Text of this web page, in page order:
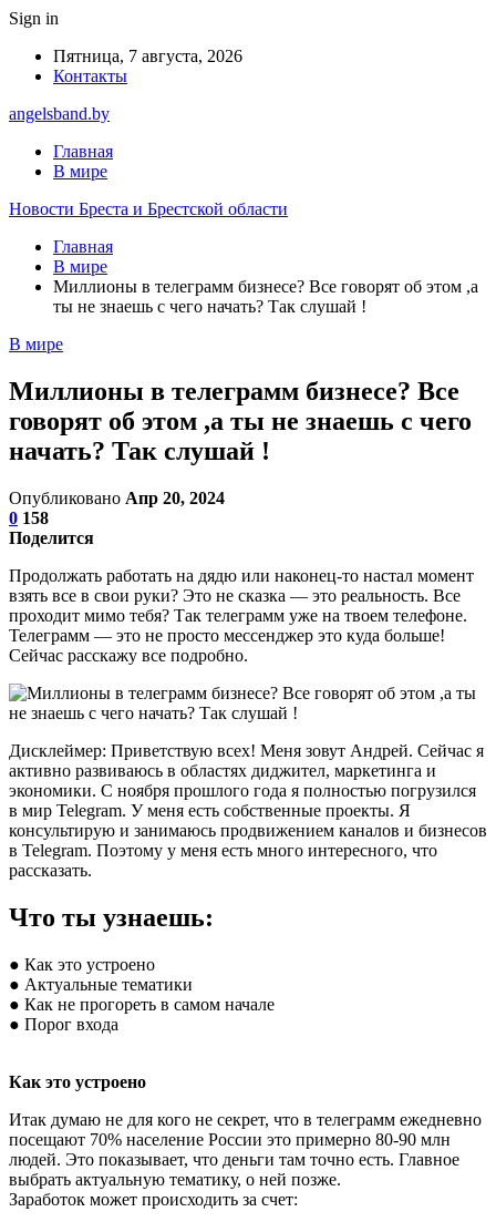
Sign in
Пятница, 7 августа, 2026
Контакты
angelsband.by
Главная
В мире
Новости Бреста и Брестской области
Главная
В мире
Миллионы в телеграмм бизнесе? Все говорят об этом ,а
ты не знаешь с чего начать? Так слушай !
В мире
Миллионы в телеграмм бизнесе? Все
говорят об этом ,а ты не знаешь с чего
начать? Так слушай !
Опубликовано Апр 20, 2024
0 158
Поделится
Продолжать работать на дядю или наконец-то настал момент
взять все в свои руки? Это не сказка — это реальность. Все
проходит мимо тебя? Так телеграмм уже на твоем телефоне.
Телеграмм — это не просто мессенджер это куда больше!
Сейчас расскажу все подробно.
Дисклеймер: Приветствую всех! Меня зовут Андрей. Сейчас я
активно развиваюсь в областях диджител, маркетинга и
экономики. С ноября прошлого года я полностью погрузился
в мир Telegram. У меня есть собственные проекты. Я
консультирую и занимаюсь продвижением каналов и бизнесов
в Telegram. Поэтому у меня есть много интересного, что
рассказать.
Что ты узнаешь:
● Как это устроено
● Актуальные тематики
● Как не прогореть в самом начале
● Порог входа
Как это устроено
Итак думаю не для кого не секрет, что в телеграмм ежедневно
посещают 70% население России это примерно 80-90 млн
людей. Это показывает, что деньги там точно есть. Главное
выбрать актуальную тематику, о ней позже.
Заработок может происходить за счет: